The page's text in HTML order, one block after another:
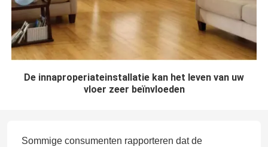
De innaproperiateinstallatie kan het leven van uw
vloer zeer beïnvloeden
Sommige consumenten rapporteren dat de